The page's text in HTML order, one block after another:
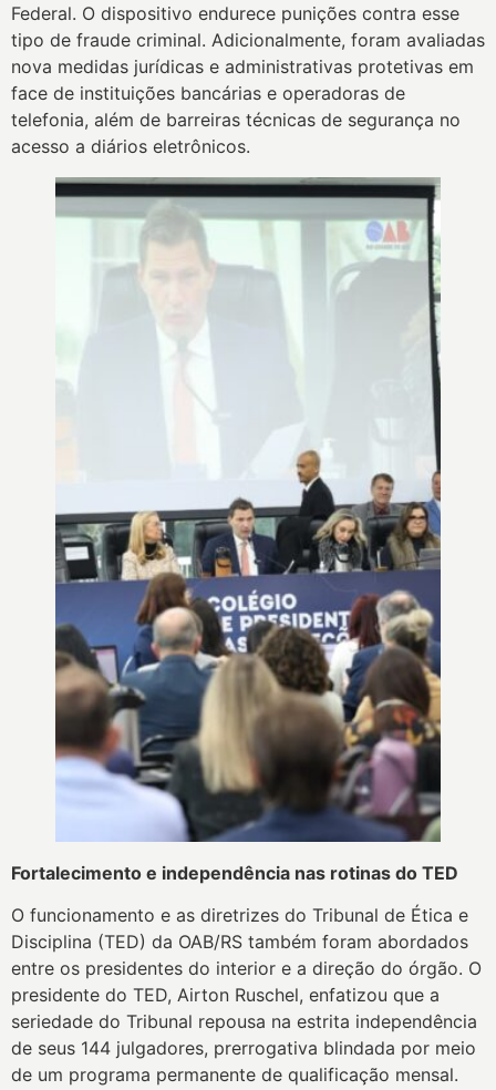
Federal. O dispositivo endurece punições contra esse
tipo de fraude criminal. Adicionalmente, foram avaliadas
nova medidas jurídicas e administrativas protetivas em
face de instituições bancárias e operadoras de
telefonia, além de barreiras técnicas de segurança no
acesso a diários eletrônicos.
Fortalecimento e independência nas rotinas do TED
O funcionamento e as diretrizes do Tribunal de Ética e
Disciplina (TED) da OAB/RS também foram abordados
entre os presidentes do interior e a direção do órgão. O
presidente do TED, Airton Ruschel, enfatizou que a
seriedade do Tribunal repousa na estrita independência
de seus 144 julgadores, prerrogativa blindada por meio
de um programa permanente de qualificação mensal.